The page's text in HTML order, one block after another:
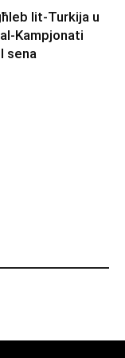
lit-Turkija u
Kampjonati
sena